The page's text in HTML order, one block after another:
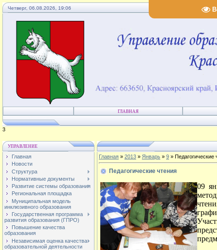
Четверг, 06.08.2026, 19:06
ГЛАВНАЯ
4
УПРАВЛЕНИЕ
Главная
Новости
Структура
Нормативные документы
Развитие системы образования
Региональная площадка
Муниципальная модель
инклюзивного образования
Государственная программа
развития образования (ГПРО)
Повышение качества
образования
Независимая оценка качества
образовательной деятельности
Главная » 2013 » Январь » 9 » Педагогические
Педагогические чтения
09